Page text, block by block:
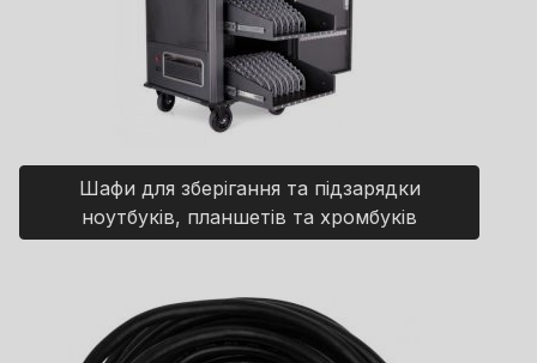
Шафи для зберігання та підзарядки
ноутбуків, планшетів та хромбуків